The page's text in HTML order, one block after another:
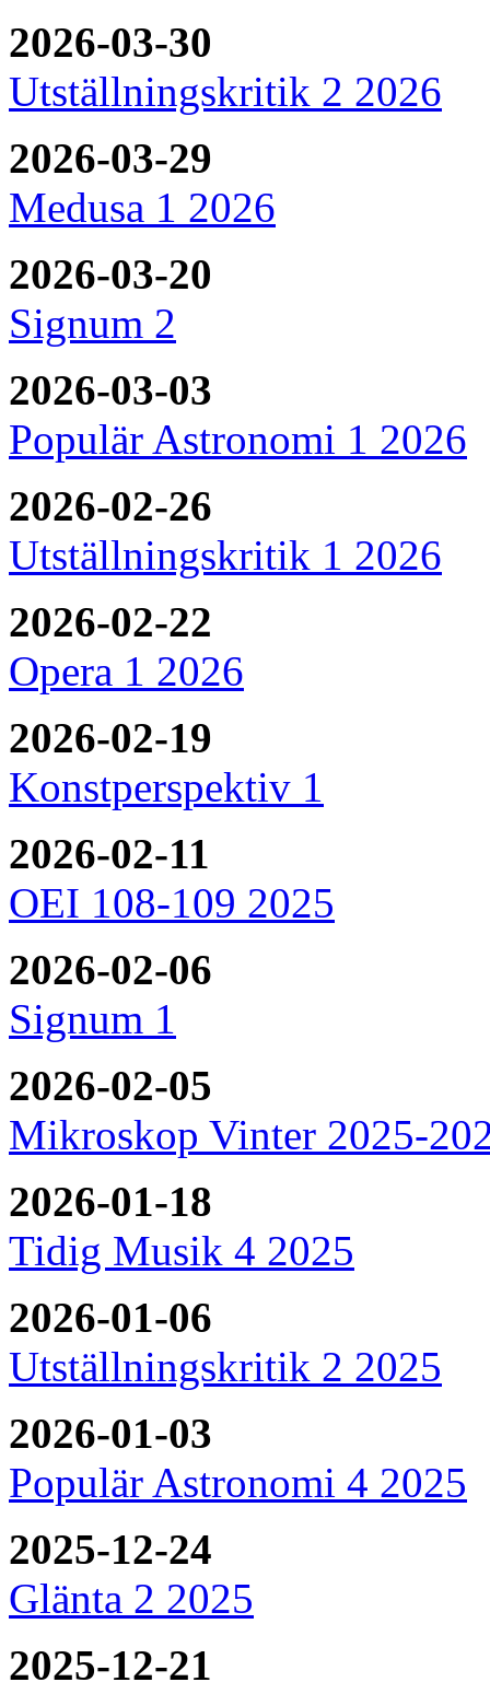
2026-03-30
Utställningskritik 2 2026
2026-03-29
Medusa 1 2026
2026-03-20
Signum 2
2026-03-03
Populär Astronomi 1 2026
2026-02-26
Utställningskritik 1 2026
2026-02-22
Opera 1 2026
2026-02-19
Konstperspektiv 1
2026-02-11
OEI 108-109 2025
2026-02-06
Signum 1
2026-02-05
Mikroskop Vinter 2025-
2026-01-18
Tidig Musik 4 2025
2026-01-06
Utställningskritik 2 2025
2026-01-03
Populär Astronomi 4 2025
2025-12-24
Glänta 2 2025
2025-12-21